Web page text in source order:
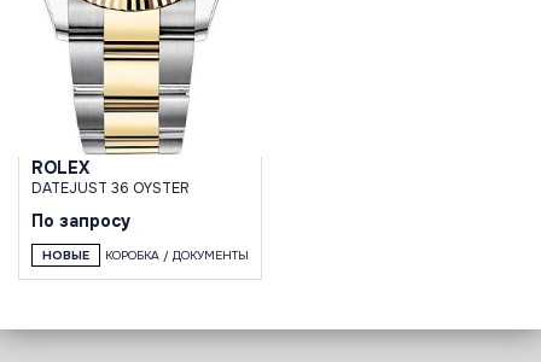
ROLEX
DATEJUST 36 OYSTER
По запросу
НОВЫЕ КОРОБКА / ДОКУМЕНТЫ